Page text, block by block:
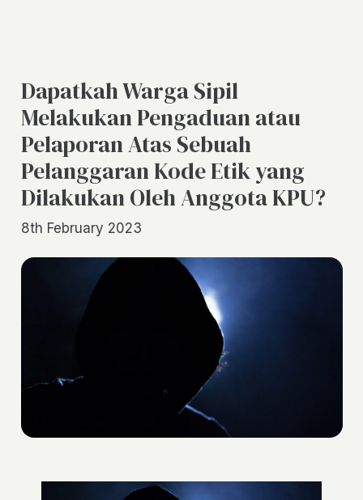
Dapatkah Warga Sipil
Melakukan Pengaduan atau
Pelaporan Atas Sebuah
Pelanggaran Kode Etik yang
Dilakukan Oleh Anggota KPU?
8th February 2023